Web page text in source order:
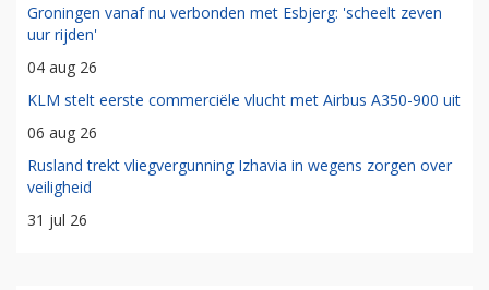
Groningen vanaf nu verbonden met Esbjerg: 'scheelt zeven
uur rijden'
04 aug 26
KLM stelt eerste commerciële vlucht met Airbus A350-900 uit
06 aug 26
Rusland trekt vliegvergunning Izhavia in wegens zorgen over
veiligheid
31 jul 26